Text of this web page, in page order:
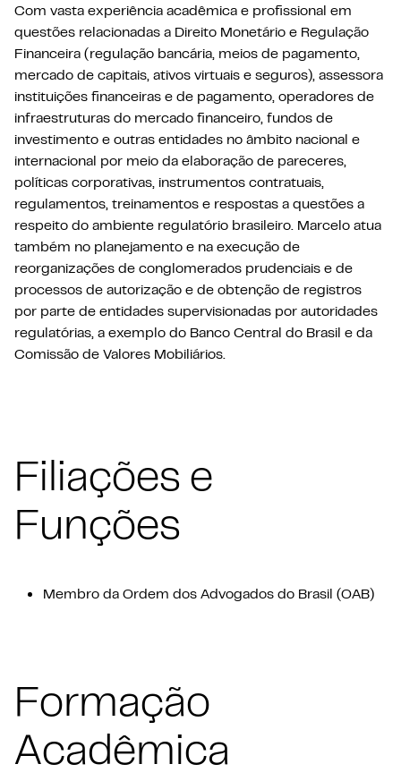
Com vasta experiência acadêmica e profissional em
questões relacionadas a Direito Monetário e Regulação
Financeira (regulação bancária, meios de pagamento,
mercado de capitais, ativos virtuais e seguros), assessora
instituições financeiras e de pagamento, operadores de
infraestruturas do mercado financeiro, fundos de
investimento e outras entidades no âmbito nacional e
internacional por meio da elaboração de pareceres,
políticas corporativas, instrumentos contratuais,
regulamentos, treinamentos e respostas a questões a
respeito do ambiente regulatório brasileiro. Marcelo atua
também no planejamento e na execução de
reorganizações de conglomerados prudenciais e de
processos de autorização e de obtenção de registros
por parte de entidades supervisionadas por autoridades
regulatórias, a exemplo do Banco Central do Brasil e da
Comissão de Valores Mobiliários.
Filiações e
Funções
Membro da Ordem dos Advogados do Brasil (OAB)
Formação
Acadêmica